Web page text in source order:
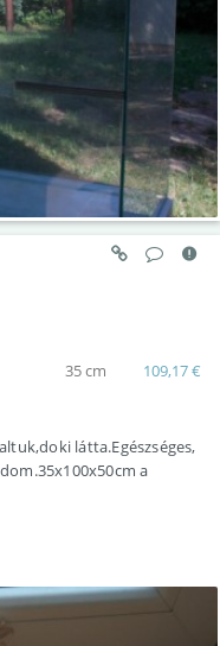
35 cm 109,17 €
látta.Egészséges,
a